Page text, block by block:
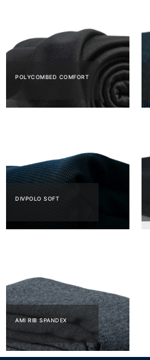
POLYCOMBED COMFORT
DIVPOLO SOFT
AMI RIB SPANDEX